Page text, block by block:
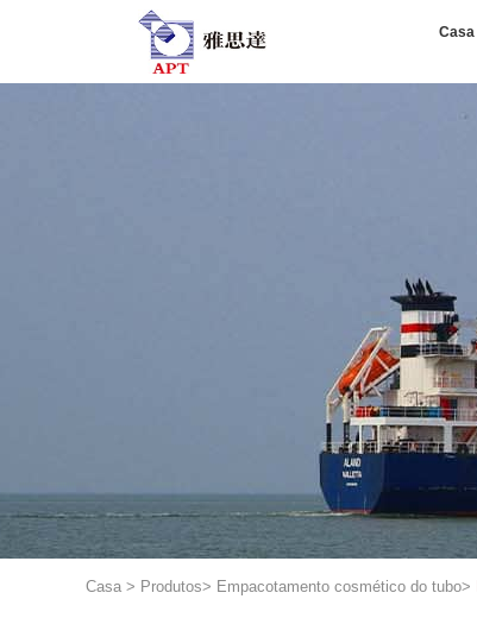
Casa
Casa > Produtos> Empacotamento cosmético do tubo>